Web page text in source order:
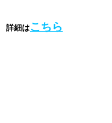
詳細はこちら